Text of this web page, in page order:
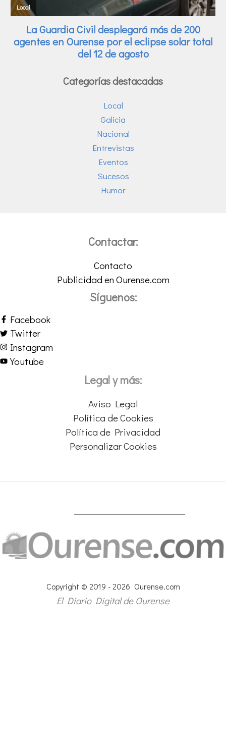
Categorías destacadas
Local
Galicia
Nacional
Entrevistas
Eventos
Sucesos
Humor
Contactar:
Contacto
Publicidad en Ourense.com
Síguenos:
Facebook
Twitter
Instagram
Youtube
Legal y más:
Aviso Legal
Política de Cookies
Política de Privacidad
Personalizar Cookies
Copyright © 2019 - 2026 Ourense.com
El Diario Digital de Ourense